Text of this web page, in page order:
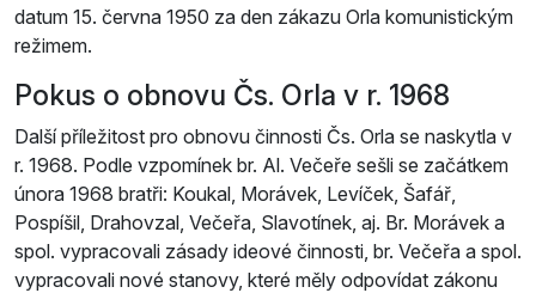
datum 15. června 1950 za den zákazu Orla komunistickým
režimem.
Pokus o obnovu Čs. Orla v r. 1968
Další příležitost pro obnovu činnosti Čs. Orla se naskytla v
r. 1968. Podle vzpomínek br. Al. Večeře sešli se začátkem
února 1968 bratři: Koukal, Morávek, Levíček, Šafář,
Pospíšil, Drahovzal, Večeřa, Slavotínek, aj. Br. Morávek a
spol. vypracovali zásady ideové činnosti, br. Večeřa a spol.
vypracovali nové stanovy, které měly odpovídat zákonu